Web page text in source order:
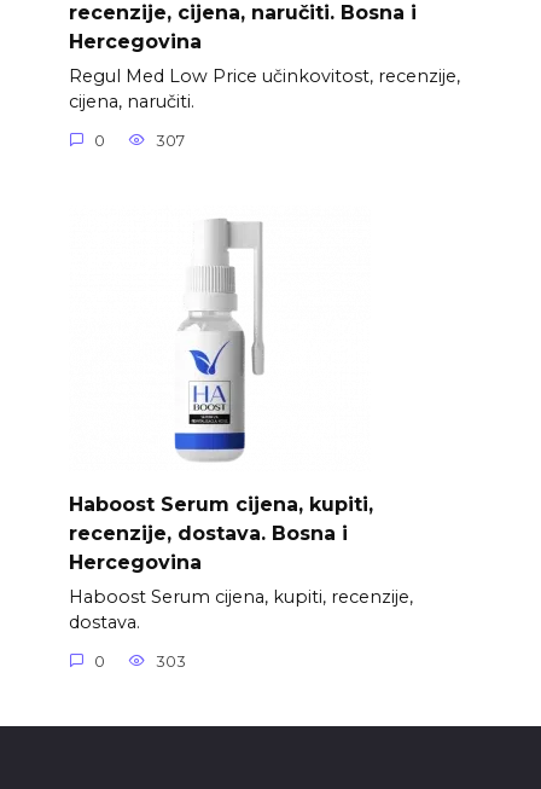
recenzije, cijena, naručiti. Bosna i
Hercegovina
Regul Med Low Price učinkovitost, recenzije,
cijena, naručiti.
0 307
Haboost Serum cijena, kupiti,
recenzije, dostava. Bosna i
Hercegovina
Haboost Serum cijena, kupiti, recenzije,
dostava.
0 303